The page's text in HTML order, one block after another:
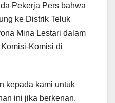
Pekerja Pers bahwa
ke Distrik Teluk
Mina Lestari dalam
Komisi di
kepada kami untuk
ini jika berkenan.